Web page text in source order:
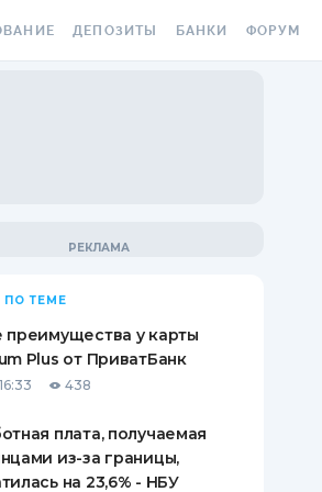
ВИНЬЕТКА
СОТРУДНИКОВ
ОТ
СЛУЧАЕВ
ДЕПОЗИТЫ
ВОПРОСЫ И ОТВЕТЫ
ПУТЕВОДИТЕЛИ ПО
БАНКИ ФОРУМ
ПО ТЕМЕ
преимущества у карты
Plus от ПриватБанк
438
плата, получаемая
из-за границы,
на 23,6% - НБУ